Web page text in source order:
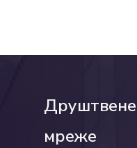
Друштвене
мреже